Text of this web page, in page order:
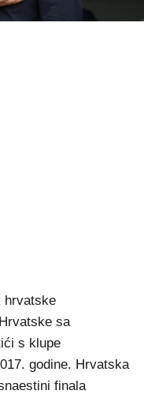
hrvatske
sa
s klupe
godine. Hrvatska
finala